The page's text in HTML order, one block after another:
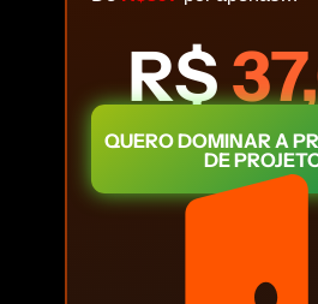
R$
QUERO DOMINAR A
DE